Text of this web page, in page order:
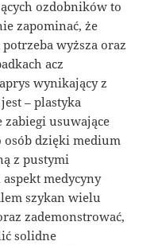
ozdobników to
zapominać, że
wyższa oraz
acz
wynikający z
– plastyka
usuwające
dzięki medium
z pustymi
medycyny
szykan wielu
zademonstrować,
solidne